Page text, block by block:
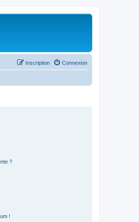
Connexion
Inscription
?
!